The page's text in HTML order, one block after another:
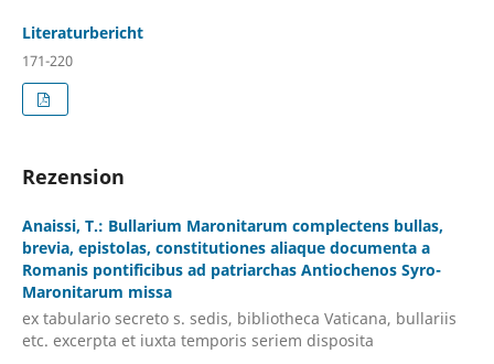
Literaturbericht
171-220
Rezension
Anaissi, T.: Bullarium Maronitarum complectens bullas,
brevia, epistolas, constitutiones aliaque documenta a
Romanis pontificibus ad patriarchas Antiochenos Syro-
Maronitarum missa
ex tabulario secreto s. sedis, bibliotheca Vaticana, bullariis
etc. excerpta et iuxta temporis seriem disposita